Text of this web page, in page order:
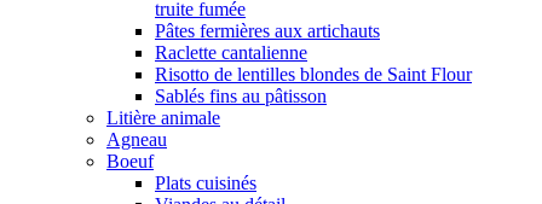
truite fumée
Pâtes fermières aux artichauts
Raclette cantalienne
Risotto de lentilles blondes de Saint Flour
Sablés fins au pâtisson
Litière animale
Agneau
Boeuf
Plats cuisinés